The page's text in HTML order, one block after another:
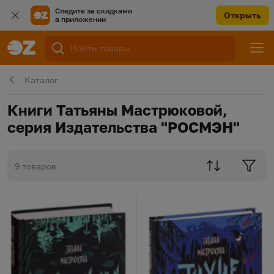
Следите за скидками
в приложении
Открыть
Каталог
Книги Татьяны Мастрюковой,
серия Издательства "РОСМЭН"
9 товаров